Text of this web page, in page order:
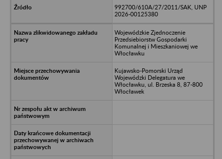
992700/610A/27/2011/SAK, UNP
2026-00125380
Wojewódzkie Zjednoczenie
Przedsiebiorstw Gospodarki
Komunalnej i Mieszkaniowej we
Włocławku
Kujawsko-Pomorski Urząd
Wojewódzki Delegatura we
Włocławku, ul. Brzeska 8, 87-800
Włocławek